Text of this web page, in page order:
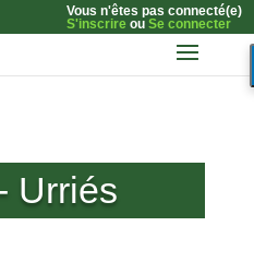
Vous n'êtes pas connecté(e)
S'inscrireou Se connecter
Urriés